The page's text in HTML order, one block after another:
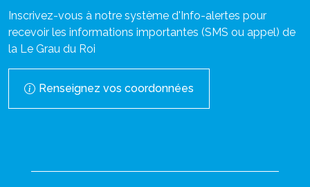
Inscrivez-vous à notre système d'Info-alertes pour
recevoir les informations importantes (SMS ou appel) de
la Le Grau du Roi
Renseignez vos coordonnées